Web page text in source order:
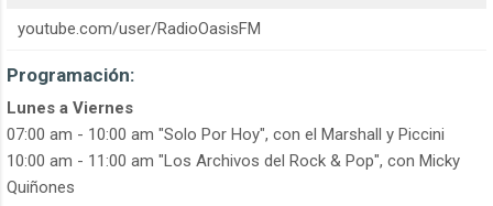
youtube.com/user/RadioOasisFM
Programación:
Lunes a Viernes
07:00 am - 10:00 am "Solo Por Hoy", con el Marshall y Piccini
10:00 am - 11:00 am "Los Archivos del Rock & Pop", con Micky
Quiñones